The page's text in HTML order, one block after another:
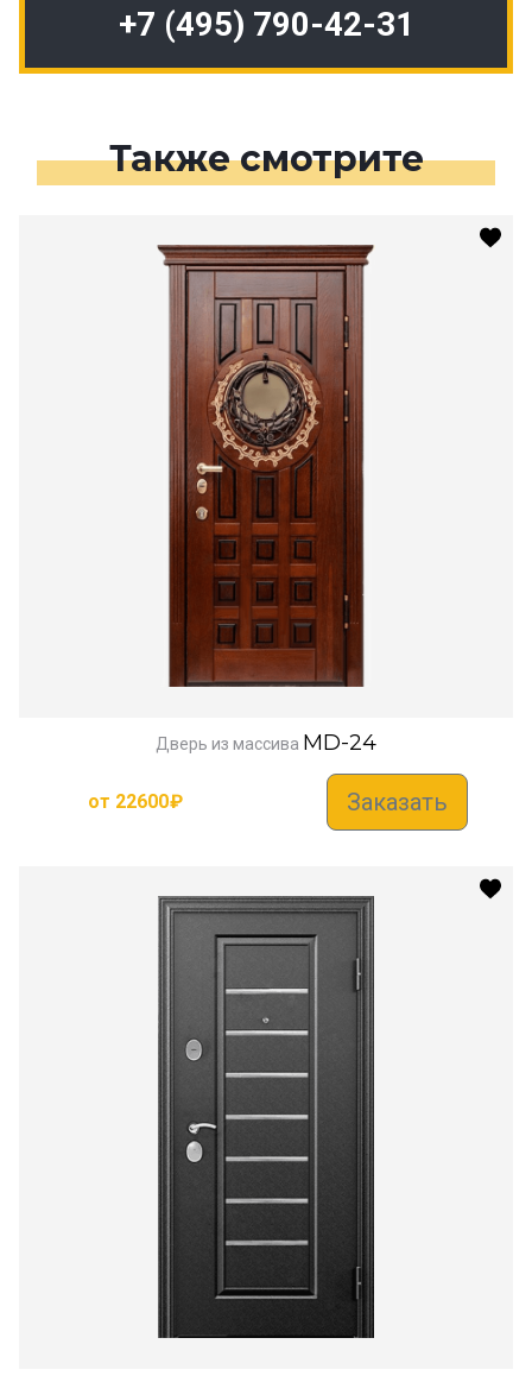
+7 (495) 790-42-31
Также смотрите
Дверь из массива MD-24
от 22600₽ Заказать